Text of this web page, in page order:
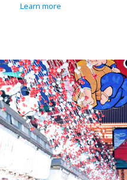
Learn more